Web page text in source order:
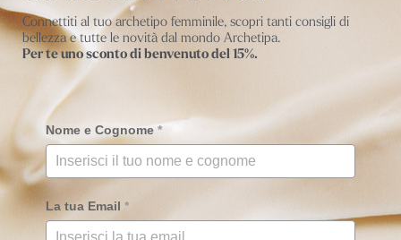
Se il tuo archetipo è quello della dea Artemide
dinamica, caratterizzata da una grande apertura mentale, con
questa Luna potrai provare a rallentare, lasciando da parte la
fretta e l’urgenza di arrivare per goderti ogni passaggio del
“viaggio”.
Connettiti al tuo archetipo femminile, scopri tanti consigli di
bellezza e tutte le novità dal mondo Archetipa.
Per te uno sconto di benvenuto del 15%.
Nome e Cognome *
La tua Email *